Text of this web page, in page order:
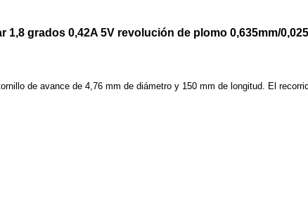
1,8 grados 0,42A 5V revolución de plomo 0,635mm/
de avance de 4,76 mm de diámetro y 150 mm de longitud. El